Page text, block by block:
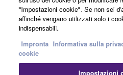
"Impostazioni cookie". Se non sei
affinché vengano utilizzati solo i
indispensabili.
Impronta Informativa sulla
cookie
Impostazioni